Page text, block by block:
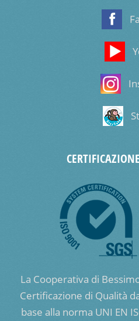
La Cooperativa di
Certificazione di Qualità
base alla norma UNI EN